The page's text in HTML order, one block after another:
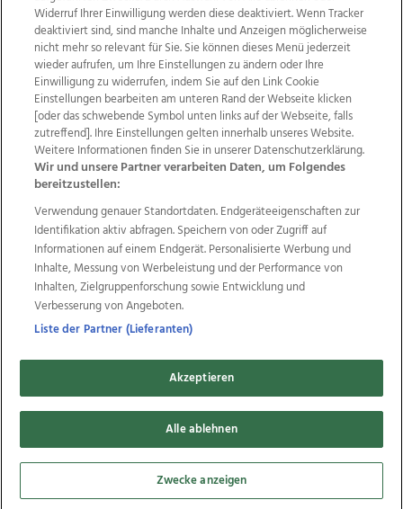
Wir über uns Mediadaten Kontakt
Jobs
Datenschutz
Impressum
AGB Anzeigekunden
AGB Website
Ehrenkodex Politische Werbung
Weitere Angebote des Medienhauses Wimmer
TV1 di-mog-i.at OÖNow
Ischler Woche
Life Radio
OÖNachrichten
OÖN Immobilien
OÖN Karriere
OÖN Reise
Promenaden Galerien
Regionaljobs
wasistlos.at
Copyrights © 2026 Tips Zeitungs GmbH & Co KG
developed by11x11.net
Cookie Einstellungen bearbeiten
Widerruf Ihrer Einwilligung werden diese deaktiviert. Wenn Tracker
deaktiviert sind, sind manche Inhalte und Anzeigen möglicherweise
nicht mehr so relevant für Sie. Sie können dieses Menü jederzeit
wieder aufrufen, um Ihre Einstellungen zu ändern oder Ihre
Einwilligung zu widerrufen, indem Sie auf den Link Cookie
Einstellungen bearbeiten am unteren Rand der Webseite klicken
[oder das schwebende Symbol unten links auf der Webseite, falls
zutreffend]. Ihre Einstellungen gelten innerhalb unseres Website.
Weitere Informationen finden Sie in unserer Datenschutzerklärung.
Wir und unsere Partner verarbeiten Daten, um Folgendes
bereitzustellen:
Verwendung genauer Standortdaten. Endgeräteeigenschaften zur
Identifikation aktiv abfragen. Speichern von oder Zugriff auf
Informationen auf einem Endgerät. Personalisierte Werbung und
Inhalte, Messung von Werbeleistung und der Performance von
Inhalten, Zielgruppenforschung sowie Entwicklung und
Verbesserung von Angeboten.
Liste der Partner (Lieferanten)
Akzeptieren
Alle ablehnen
Zwecke anzeigen